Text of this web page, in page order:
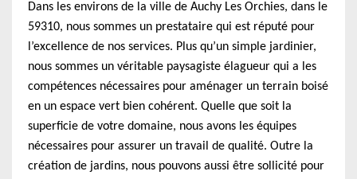
Dans les environs de la ville de Auchy Les Orchies, dans le
59310, nous sommes un prestataire qui est réputé pour
l’excellence de nos services. Plus qu’un simple jardinier,
nous sommes un véritable paysagiste élagueur qui a les
compétences nécessaires pour aménager un terrain boisé
en un espace vert bien cohérent. Quelle que soit la
superficie de votre domaine, nous avons les équipes
nécessaires pour assurer un travail de qualité. Outre la
création de jardins, nous pouvons aussi être sollicité pour